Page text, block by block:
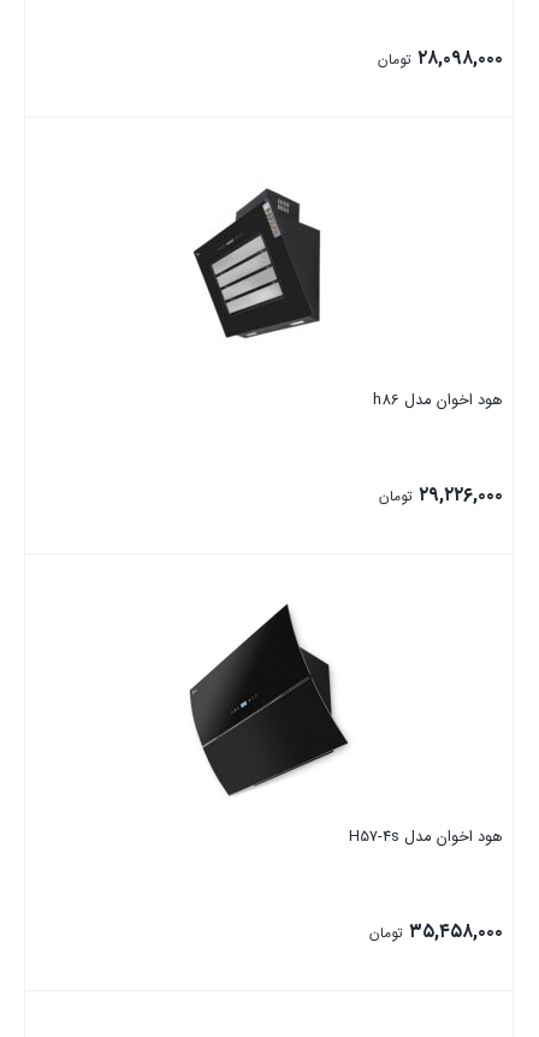
۲۸,۰۹۸,۰۰۰ تومان
هود اخوان مدل h86
۲۹,۲۲۶,۰۰۰ تومان
هود اخوان مدل H57-4s
۳۵,۴۵۸,۰۰۰ تومان